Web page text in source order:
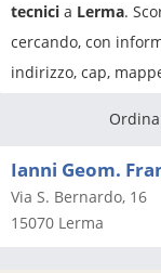
tecnici a Lerma.
cercando, con
indirizzo, cap,
Ianni Geom.
Via S. Bernardo, 16
15070 Lerma